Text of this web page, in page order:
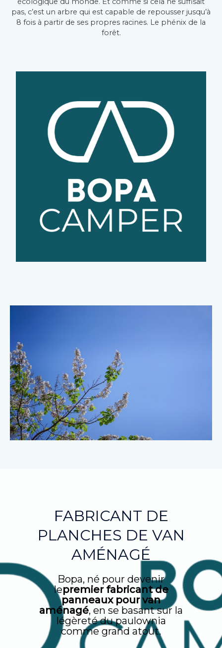
pas, c’est un arbre qui est capable de repousser jusqu’à
8 fois à partir de ses propres racines. Le phénix de la
forêt.
FABRICANT DE
PLANCHES DE VAN
AMÉNAGÉ
Bopa, né pour devenir
lepremier fabricant de
panneaux pour van
aménagé, en se basant sur la
légèreté du paulownia
comme grand atout.